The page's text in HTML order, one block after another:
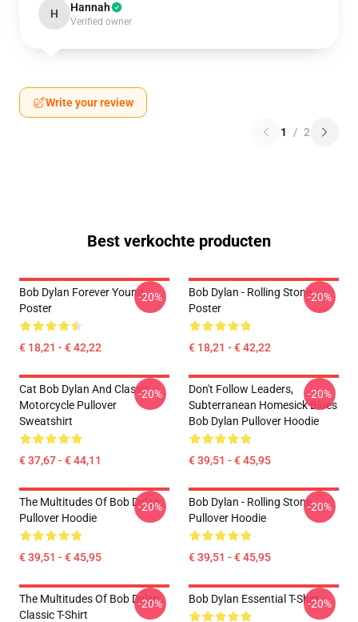
H Hannah
Verified owner
Write your review
1 / 2
Best verkochte producten
Bob Dylan Forever Young
Poster
€ 18,21 - € 42,22
-20%
Bob Dylan - Rolling Stone
Poster
€ 18,21 - € 42,22
-20%
Cat Bob Dylan And Classic
Motorcycle Pullover
Sweatshirt
€ 37,67 - € 44,11
-20%
Don't Follow Leaders,
Subterranean Homesick Blues
Bob Dylan Pullover Hoodie
€ 39,51 - € 45,95
-20%
The Multitudes Of Bob Dylan
Pullover Hoodie
€ 39,51 - € 45,95
-20%
Bob Dylan - Rolling Stone
Pullover Hoodie
€ 39,51 - € 45,95
-20%
The Multitudes Of Bob Dylan
Classic T-Shirt
-20% Bob Dylan Essential T-Shirt-20%